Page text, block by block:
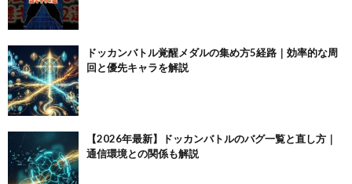
ドッカンバトル覚醒メダルの集め方5経路｜効率的な周
回と優先キャラを解説
【2026年最新】ドッカンバトルのバグ一覧と直し方｜
通信環境との関係も解説